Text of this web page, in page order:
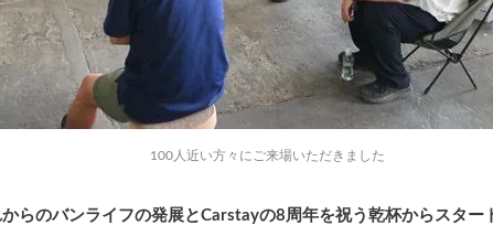
100人近い方々に ご来場いただきました
からのバンライフの発展とCarstayの8周年を祝う乾杯からスター